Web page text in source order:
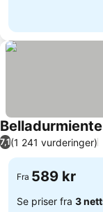
Belladurmiente
7,1(1 241 vurderinger)
Fra 589 kr
Se priser fra 3